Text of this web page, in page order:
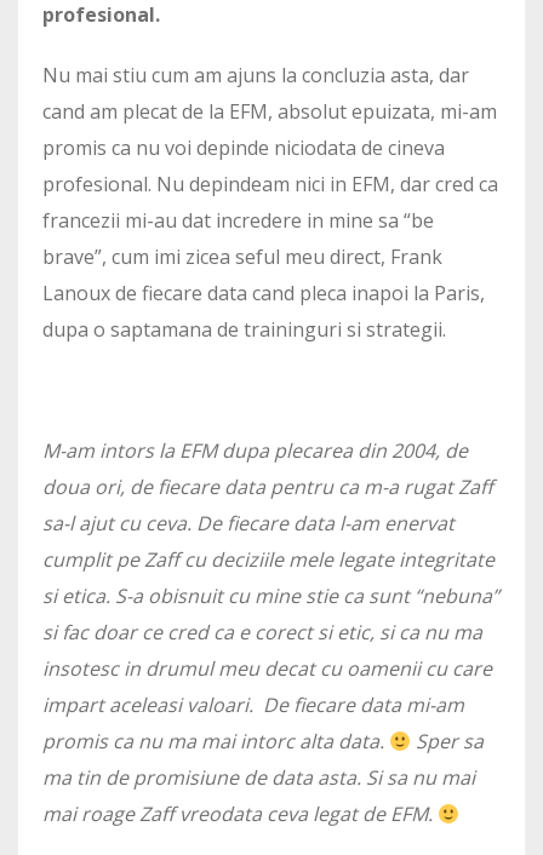
profesional.
Nu mai stiu cum am ajuns la concluzia asta, dar
cand am plecat de la EFM, absolut epuizata, mi-am
promis ca nu voi depinde niciodata de cineva
profesional. Nu depindeam nici in EFM, dar cred ca
francezii mi-au dat incredere in mine sa “be
brave”, cum imi zicea seful meu direct, Frank
Lanoux de fiecare data cand pleca inapoi la Paris,
dupa o saptamana de traininguri si strategii.
M-am intors la EFM dupa plecarea din 2004, de
doua ori, de fiecare data pentru ca m-a rugat Zaff
sa-l ajut cu ceva. De fiecare data l-am enervat
cumplit pe Zaff cu deciziile mele legate integritate
si etica. S-a obisnuit cu mine stie ca sunt “nebuna”
si fac doar ce cred ca e corect si etic, si ca nu ma
insotesc in drumul meu decat cu oamenii cu care
impart aceleasi valoari. De fiecare data mi-am
promis ca nu ma mai intorc alta data.
Sper sa
ma tin de promisiune de data asta. Si sa nu mai
mai roage Zaff vreodata ceva legat de EFM.